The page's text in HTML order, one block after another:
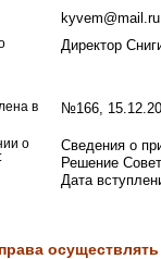
kyvem@mail.ru
Директор
в
№166,
о
Сведения о
Решение
Дата